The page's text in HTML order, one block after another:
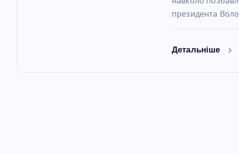
президента
Детальніше